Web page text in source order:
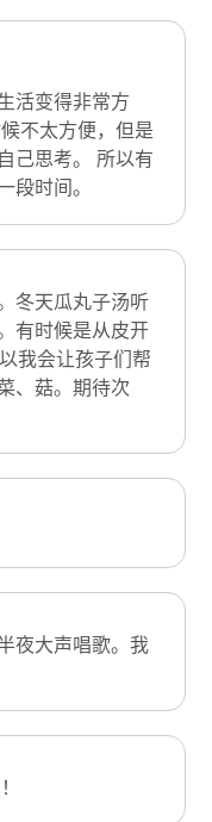
活变得非常方
不太方便，但是
己思考。 所以有
时间。
冬天瓜丸子汤听
有时候是从皮开
我会让孩子们帮
、菇。期待次
夜大声唱歌。我